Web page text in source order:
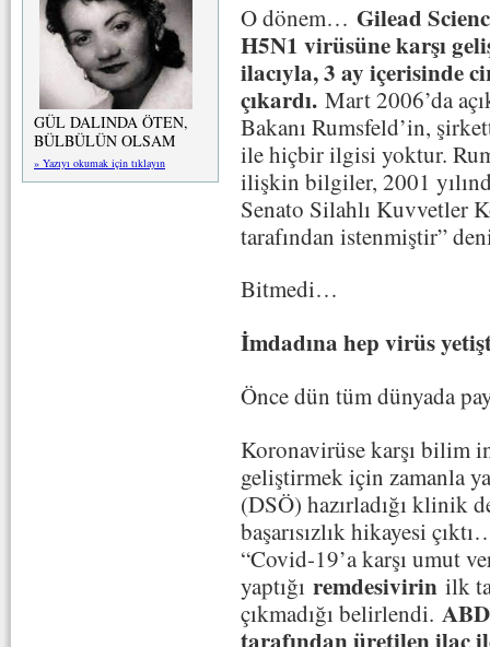
GÜL DALINDA ÖTEN,
BÜLBÜLÜN OLSAM
» Yazıyı okumak için tıklayın
O dönem… Gilead
H5N1 virüsüne karşı
ilacıyla, 3 ay içerisinde
çıkardı. Mart 2006’da
Bakanı Rumsfeld’in,
ile hiçbir ilgisi yoktur.
ilişkin bilgiler, 2001
Senato Silahlı Kuvvetler
tarafından istenmiştir”
Bitmedi…
İmdadına hep virüs
Önce dün tüm dünyada
Koronavirüse karşı bilim
geliştirmek için zamanla
(DSÖ) hazırladığı klinik
başarısızlık hikayesi
“Covid-19’a karşı umut
yaptığı remdesivirin ilk
çıkmadığı belirlendi.
tarafından üretilen ilaç